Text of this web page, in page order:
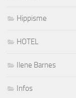
Hippisme
HOTEL
Ilene Barnes
Infos